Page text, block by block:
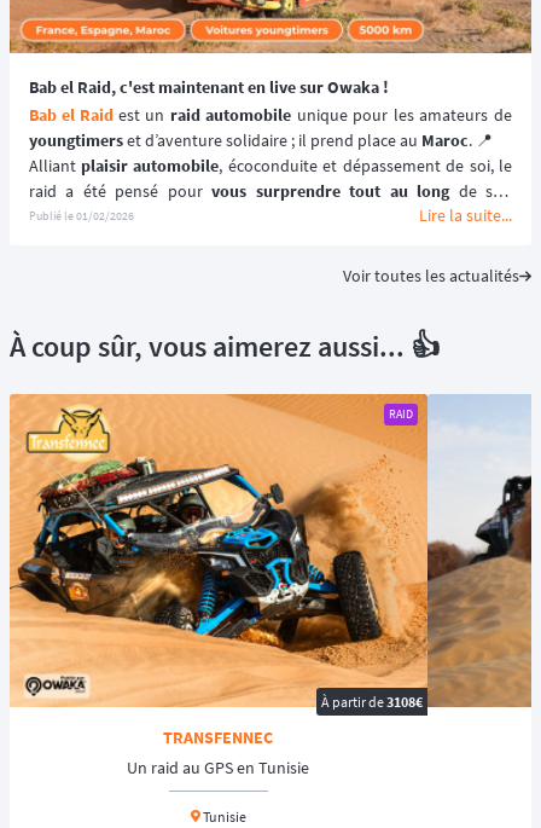
📆 Prochaines dates : du 30 Janvier au 10 Février 2027.
Bab el Raid, c'est maintenant en live sur Owaka !
Bab el Raid est un raid automobile
youngtimers et d’aventure solidaire ; il prend place au Maroc. 📍
Alliant plaisir automobile, écoconduite et dépassement de soi, le
raid a été pensé pour vous surprendre tout au long de son
parcours entre La Rochelle et Marrakech. 🚗
Publié le01/02/2026 Lire la suite...
Voir toutes les actualités
À coup sûr, vous aimerez aussi... 👍
RAID
À partir de3108€
TRANSFENNEC
Un raid au GPS en Tunisie
Tunisie